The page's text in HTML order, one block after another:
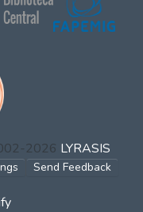
2026 LYRASIS
Send Feedback